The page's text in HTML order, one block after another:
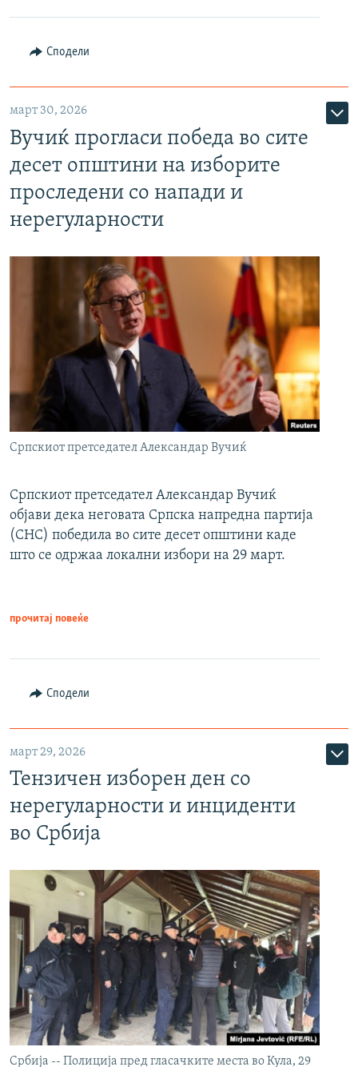
Сподели
март 30, 2026
Вучиќ прогласи победа во сите
десет општини на изборите
проследени со напади и
нерегуларности
Српскиот претседател Александар Вучиќ
Српскиот претседател Александар Вучиќ
објави дека неговата Српска напредна партија
(СНС) победила во сите десет општини каде
што се одржаа локални избори на 29 март.
прочитај повеќе
Сподели
март 29, 2026
Тензичен изборен ден со
нерегуларности и инциденти
во Србија
Србија -- Полиција пред гласачките места во Кула, 29